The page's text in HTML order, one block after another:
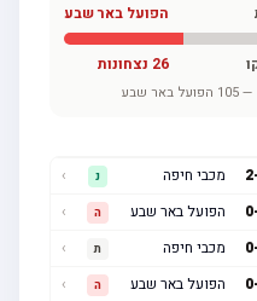
הפועל באר שבע
26נצחונות
105הפועל באר שבע
מכבי חיפה
הפועל באר שבע
מכבי חיפה
הפועל באר שבע